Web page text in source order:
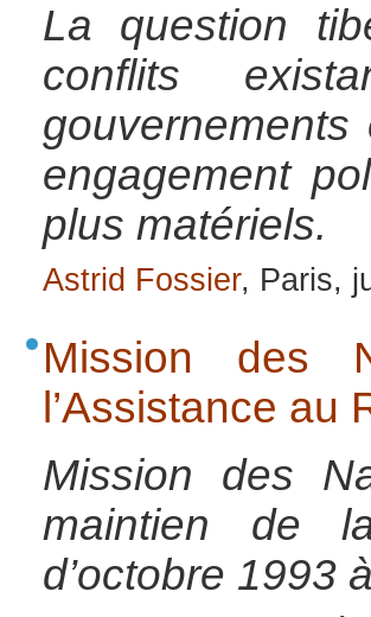
La question
conflits
engagement
plus matériels.
Astrid Fossier, Paris,
Mission des
l’Assistance au
Mission des
maintien de
d’octobre 1993